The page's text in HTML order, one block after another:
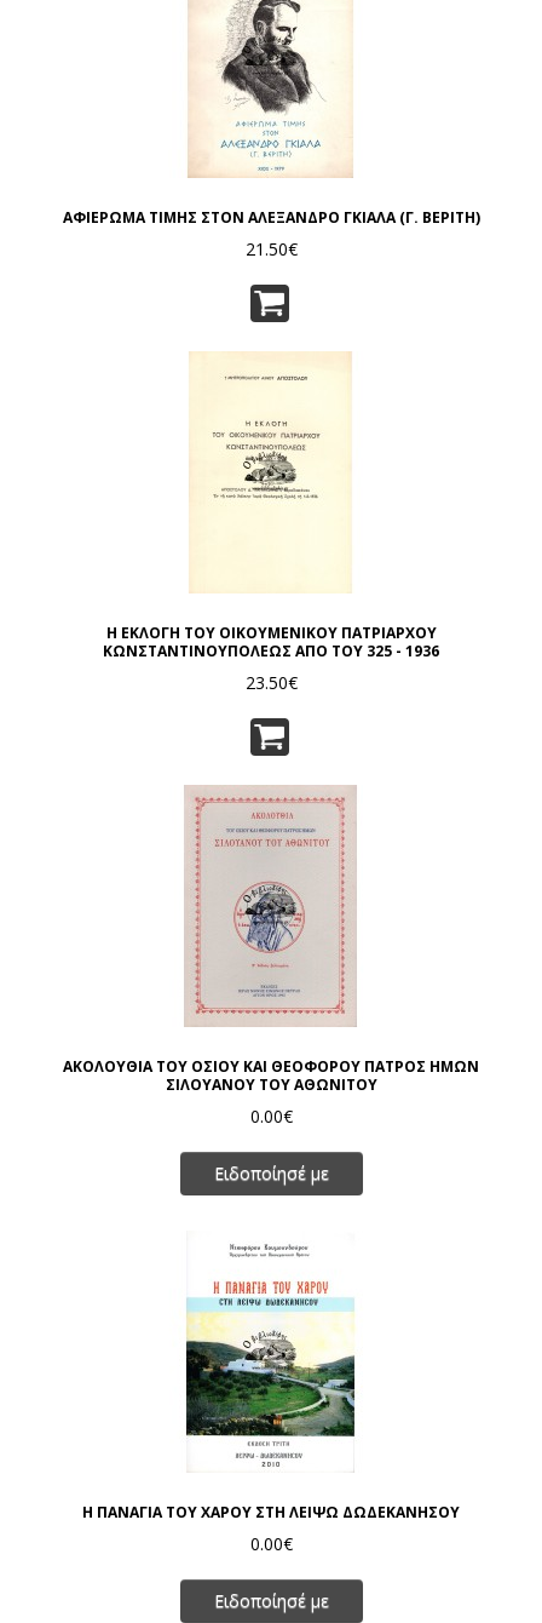
ΑΦΙΕΡΩΜΑ ΤΙΜΗΣ ΣΤΟΝ ΑΛΕΞΑΝΔΡΟ ΓΚΙΑΛΑ (Γ. ΒΕΡΙΤΗ)
21.50€
Η ΕΚΛΟΓΗ ΤΟΥ ΟΙΚΟΥΜΕΝΙΚΟΥ ΠΑΤΡΙΑΡΧΟΥ
ΚΩΝΣΤΑΝΤΙΝΟΥΠΟΛΕΩΣ ΑΠΟ ΤΟΥ 325 - 1936
23.50€
ΑΚΟΛΟΥΘΙΑ ΤΟΥ ΟΣΙΟΥ ΚΑΙ ΘΕΟΦΟΡΟΥ ΠΑΤΡΟΣ ΗΜΩΝ
ΣΙΛΟΥΑΝΟΥ ΤΟΥ ΑΘΩΝΙΤΟΥ
0.00€
Ειδοποίησέ με
Η ΠΑΝΑΓΙΑ ΤΟΥ ΧΑΡΟΥ ΣΤΗ ΛΕΙΨΩ ΔΩΔΕΚΑΝΗΣΟΥ
0.00€
Ειδοποίησέ με